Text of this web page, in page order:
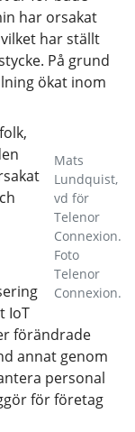
har orsakat
har ställt
På grund
ökat inom
Mats
Lundquist,
vd för
Telenor
Connexion.
Foto
Telenor
Connexion.
IoT
förändrade
annat genom
personal
för företag